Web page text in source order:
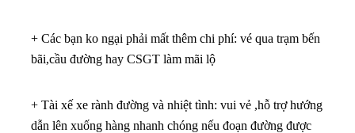
+ Các bạn ko ngại phải mất thêm chi phí: vé qua trạm bến
bãi,cầu đường hay CSGT làm mãi lộ
+ Tài xế xe rành đường và nhiệt tình: vui vẻ ,hỗ trợ hướng
dẫn lên xuống hàng nhanh chóng nếu đoạn đường được